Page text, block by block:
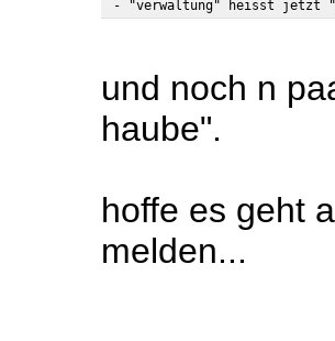
und noch n
haube".
hoffe es geht
melden...